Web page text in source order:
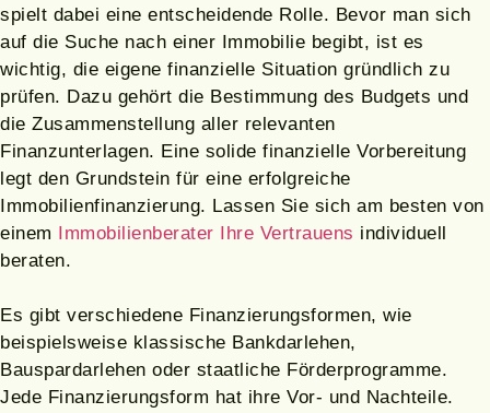
spielt dabei eine entscheidende Rolle. Bevor man sich
auf die Suche nach einer Immobilie begibt, ist es
wichtig, die eigene finanzielle Situation gründlich zu
prüfen. Dazu gehört die Bestimmung des Budgets und
die Zusammenstellung aller relevanten
Finanzunterlagen. Eine solide finanzielle Vorbereitung
legt den Grundstein für eine erfolgreiche
Immobilienfinanzierung. Lassen Sie sich am besten von
einem
Immobilienberater Ihre Vertrauens individuell
beraten.
Es gibt verschiedene Finanzierungsformen, wie
beispielsweise klassische Bankdarlehen,
Bauspardarlehen oder staatliche Förderprogramme.
Jede Finanzierungsform hat ihre Vor- und Nachteile.